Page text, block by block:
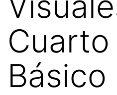
Cuarto
Básico